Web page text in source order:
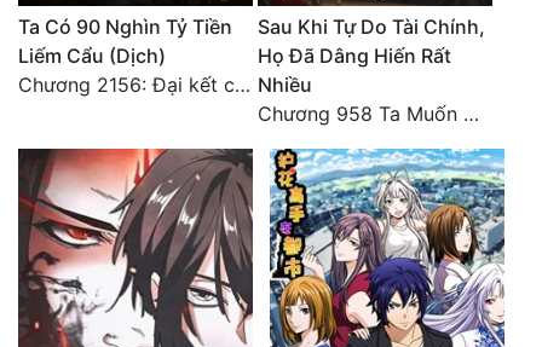
Đẹp
Đẹp Hiệp
Tính Cách Nhân Vật :
Cơ Trí
Sát Phạt Quyết Đoán
Ta Có 90 Nghìn Tỷ Tiền
Liếm Cẩu (Dịch)
Chương 2156: Đại kết cục!!!
Sau Khi Tự Do Tài Chính,
Họ Đã Dâng Hiến Rất
Nhiều
Chương 958 Ta Muốn Cùng Các Cô Vĩnh Viễn Ở Bên Nhau (2) Hết